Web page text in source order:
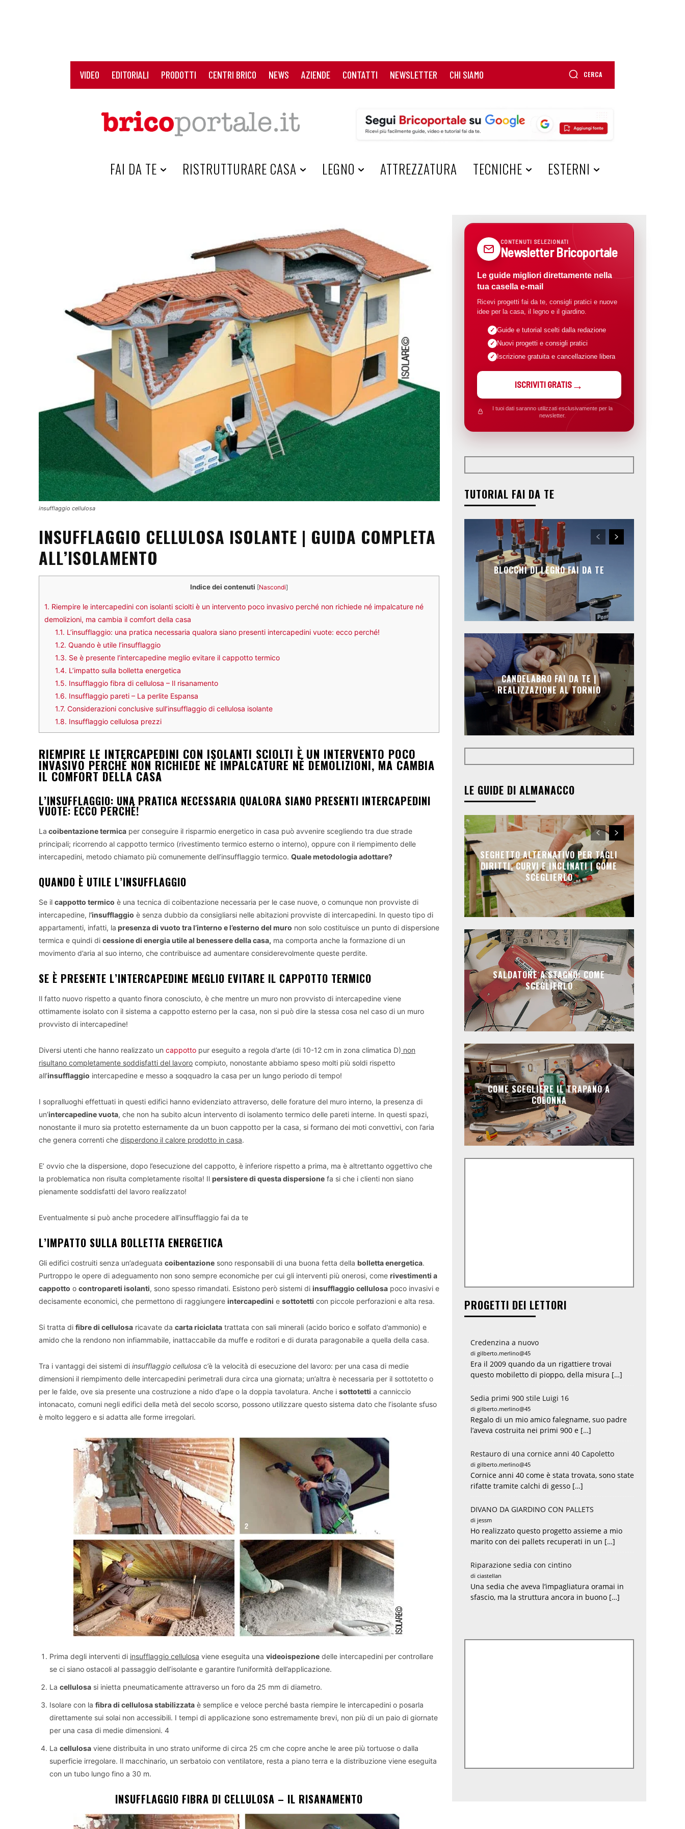
VIDEO EDITORIALI PRODOTTI CENTRI BRICO NEWS AZIENDE CONTATTI NEWSLETTER CHI SIAMO CERCA
HOME
FAI DA TE RISTRUTTURARE CASA LEGNO ATTREZZATURA TECNICHE ESTERNI
insufflaggio cellulosa
INSUFFLAGGIO CELLULOSA ISOLANTE | GUIDA COMPLETA
ALL’ISOLAMENTO
Indice dei contenuti [Nascondi]
1. Riempire le intercapedini con isolanti sciolti è un intervento poco invasivo perché non richiede né impalcature né
demolizioni, ma cambia il comfort della casa
1.1. L’insufflaggio: una pratica necessaria qualora siano presenti intercapedini vuote: ecco perché!
1.2. Quando è utile l’insufflaggio
1.3. Se è presente l’intercapedine meglio evitare il cappotto termico
1.4. L’impatto sulla bolletta energetica
1.5. Insufflaggio fibra di cellulosa – Il risanamento
1.6. Insufflaggio pareti – La perlite Espansa
1.7. Considerazioni conclusive sull’insufflaggio di cellulosa isolante
1.8. Insufflaggio cellulosa prezzi
RIEMPIRE LE INTERCAPEDINI CON ISOLANTI SCIOLTI È UN INTERVENTO POCO
INVASIVO PERCHÉ NON RICHIEDE NÉ IMPALCATURE NÉ DEMOLIZIONI, MA CAMBIA
IL COMFORT DELLA CASA
L’INSUFFLAGGIO: UNA PRATICA NECESSARIA QUALORA SIANO PRESENTI INTERCAPEDINI
VUOTE: ECCO PERCHÉ!
La coibentazione termica per conseguire il risparmio energetico in casa può avvenire scegliendo tra due strade
principali; ricorrendo al cappotto termico (rivestimento termico esterno o interno), oppure con il riempimento delle
intercapedini, metodo chiamato più comunemente dell’insufflaggio termico. Quale metodologia adottare?
QUANDO È UTILE L’INSUFFLAGGIO
Se il cappotto termico è una tecnica di coibentazione necessaria per le case nuove, o comunque non provviste di
intercapedine, l’insufflaggio è senza dubbio da consigliarsi nelle abitazioni provviste di intercapedini. In questo tipo di
appartamenti, infatti, la presenza di vuoto tra l’interno e l’esterno del muro non solo costituisce un punto di dispersione
termica e quindi di cessione di energia utile al benessere della casa, ma comporta anche la formazione di un
movimento d’aria al suo interno, che contribuisce ad aumentare considerevolmente queste perdite.
SE È PRESENTE L’INTERCAPEDINE MEGLIO EVITARE IL CAPPOTTO TERMICO
Il fatto nuovo rispetto a quanto finora conosciuto, è che mentre un muro non provvisto di intercapedine viene
ottimamente isolato con il sistema a cappotto esterno per la casa, non si può dire la stessa cosa nel caso di un muro
provvisto di intercapedine!
Diversi utenti che hanno realizzato un cappotto pur eseguito a regola d’arte (di 10-12 cm in zona climatica D) non
risultano completamente soddisfatti del lavoro compiuto, nonostante abbiamo speso molti più soldi rispetto
all’insufflaggio intercapedine e messo a soqquadro la casa per un lungo periodo di tempo!
I sopralluoghi effettuati in questi edifici hanno evidenziato attraverso, delle forature del muro interno, la presenza di
un’intercapedine vuota, che non ha subito alcun intervento di isolamento termico delle pareti interne. In questi spazi,
nonostante il muro sia protetto esternamente da un buon cappotto per la casa, si formano dei moti convettivi, con l’aria
che genera correnti che disperdono il calore prodotto in casa.
E’ ovvio che la dispersione, dopo l’esecuzione del cappotto, è inferiore rispetto a prima, ma è altrettanto oggettivo che
la problematica non risulta completamente risolta! Il persistere di questa dispersione fa si che i clienti non siano
pienamente soddisfatti del lavoro realizzato!
Eventualmente si può anche procedere all’insufflaggio fai da te
L’IMPATTO SULLA BOLLETTA ENERGETICA
Gli edifici costruiti senza un’adeguata coibentazione sono responsabili di una buona fetta della bolletta energetica.
Purtroppo le opere di adeguamento non sono sempre economiche per cui gli interventi più onerosi, come rivestimenti a
cappotto o contropareti isolanti, sono spesso rimandati. Esistono però sistemi di insufflaggio cellulosa poco invasivi e
decisamente economici, che permettono di raggiungere intercapedini e sottotetti con piccole perforazioni e alta resa.
Si tratta di fibre di cellulosa ricavate da carta riciclata trattata con sali minerali (acido borico e solfato d’ammonio) e
amido che la rendono non infiammabile, inattaccabile da muffe e roditori e di durata paragonabile a quella della casa.
Tra i vantaggi dei sistemi di insufflaggio cellulosa c’è la velocità di esecuzione del lavoro: per una casa di medie
dimensioni il riempimento delle intercapedini perimetrali dura circa una giornata; un’altra è necessaria per il sottotetto o
per le falde, ove sia presente una costruzione a nido d’ape o la doppia tavolatura. Anche i sottotetti a canniccio
intonacato, comuni negli edifici della metà del secolo scorso, possono utilizzare questo sistema dato che l’isolante sfuso
è molto leggero e si adatta alle forme irregolari.
Prima degli interventi di insufflaggio cellulosa viene eseguita una videoispezione delle intercapedini per controllare
se ci siano ostacoli al passaggio dell’isolante e garantire l’uniformità dell’applicazione.
La cellulosa si inietta pneumaticamente attraverso un foro da 25 mm di diametro.
Isolare con la fibra di cellulosa stabilizzata è semplice e veloce perché basta riempire le intercapedini o posarla
direttamente sui solai non accessibili. I tempi di applicazione sono estremamente brevi, non più di un paio di giornate
per una casa di medie dimensioni. 4
La cellulosa viene distribuita in uno strato uniforme di circa 25 cm che copre anche le aree più tortuose o dalla
superficie irregolare. Il macchinario, un serbatoio con ventilatore, resta a piano terra e la distribuzione viene eseguita
con un tubo lungo fino a 30 m.
INSUFFLAGGIO FIBRA DI CELLULOSA – IL RISANAMENTO
CONTENUTI SELEZIONATI
Newsletter Bricoportale
Le guide migliori direttamente nella
tua casella e-mail
Ricevi progetti fai da te, consigli pratici e nuove
idee per la casa, il legno e il giardino.
Guide e tutorial scelti dalla redazione
Nuovi progetti e consigli pratici
Iscrizione gratuita e cancellazione libera
ISCRIVITI GRATIS
I tuoi dati saranno utilizzati esclusivamente per la
newsletter.
TUTORIAL FAI DA TE
BLOCCHI DI LEGNO FAI DA TE
CANDELABRO FAI DA TE |
REALIZZAZIONE AL TORNIO
LE GUIDE DI ALMANACCO
SEGHETTO ALTERNATIVO PER TAGLI
DIRITTI, CURVI E INCLINATI | COME
SCEGLIERLO
SALDATORE A STAGNO: COME
SCEGLIERLO
COME SCEGLIERE IL TRAPANO A
COLONNA
PROGETTI DEI LETTORI
Credenzina a nuovo
di gilberto.merlino@45
Era il 2009 quando da un rigattiere trovai
questo mobiletto di pioppo, della misura […]
Sedia primi 900 stile Luigi 16
di gilberto.merlino@45
Regalo di un mio amico falegname, suo padre
l’aveva costruita nei primi 900 e […]
Restauro di una cornice anni 40 Capoletto
di gilberto.merlino@45
Cornice anni 40 come è stata trovata, sono state
rifatte tramite calchi di gesso […]
DIVANO DA GIARDINO CON PALLETS
di jessm
Ho realizzato questo progetto assieme a mio
marito con dei pallets recuperati in un […]
Riparazione sedia con cintino
di ciastellan
Una sedia che aveva l’impagliatura oramai in
sfascio, ma la struttura ancora in buono […]